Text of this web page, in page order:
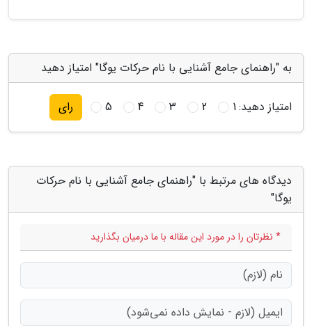
به "راهنمای جامع آشنایی با نام حرکات یوگا" امتیاز دهید
امتیاز دهید:1
2
3
4
5 رای
دیدگاه های مرتبط با "راهنمای جامع آشنایی با نام حرکات
یوگا"
* نظرتان را در مورد این مقاله با ما درمیان بگذارید